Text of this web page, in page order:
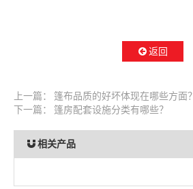
返回
上一篇： 篷布品质的好坏体现在哪些方面？
下一篇： 篷房配套设施分类有哪些？
相关产品